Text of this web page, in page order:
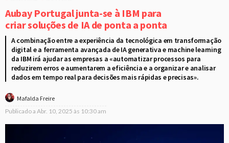
Aubay Portugal junta-se à IBM para
criar soluções de IA de ponta a ponta
A combinação entre a experiência da tecnológica em transformação
digital e a ferramenta avançada de IA generativa e machine learning
da IBM irá ajudar as empresas a «automatizar processos para
reduzirem erros e aumentarem a eficiência e a organizar e analisar
dados em tempo real para decisões mais rápidas e precisas».
Mafalda Freire
Publicado a Abr. 10, 2025 às 10:30 am